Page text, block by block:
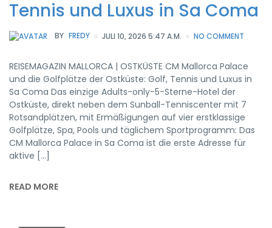
Tennis und Luxus in Sa Coma
BY FREDY JULI 10, 2026 5:47 A.M. NO COMMENT
REISEMAGAZIN MALLORCA | OSTKÜSTE CM Mallorca Palace
und die Golfplätze der Ostküste: Golf, Tennis und Luxus in
Sa Coma Das einzige Adults-only-5-Sterne-Hotel der
Ostküste, direkt neben dem Sunball-Tenniscenter mit 7
Rotsandplätzen, mit Ermäßigungen auf vier erstklassige
Golfplätze, Spa, Pools und täglichem Sportprogramm: Das
CM Mallorca Palace in Sa Coma ist die erste Adresse für
aktive […]
READ MORE